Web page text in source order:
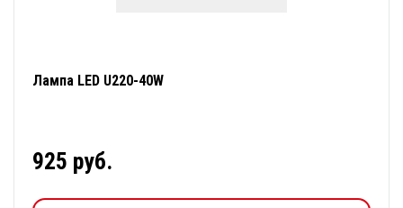
Лампа LED U220-40W
925 руб.